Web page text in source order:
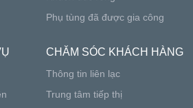
Phụ tùng đã được gia công
CHĂM SÓC KHÁCH HÀNG
Thông tin liên lạc
Trung tâm tiếp thị